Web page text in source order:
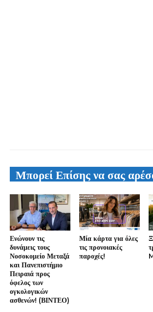
Μπορεί Επίσης να σας
Ενώνουν τις
δυνάμεις τους
Νοσοκομείο Μεταξά
και Πανεπιστήμιο
Πειραιά προς
όφελος των
ογκολογικών
ασθενών! (ΒΙΝΤΕΟ)
Μία κάρτα για όλες
τις προνοιακές
παροχές!